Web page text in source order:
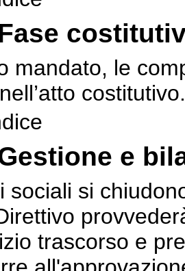
mandato, le
costitutivo.
e
sociali si
trascorso e